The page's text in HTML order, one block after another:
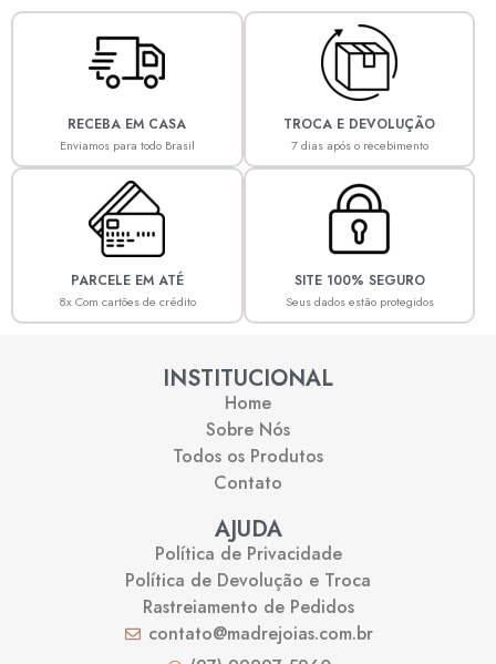
RECEBA EM CASA
Enviamos para todo Brasil
TROCA E DEVOLUÇÃO
7 dias após o recebimento
PARCELE EM ATÉ
8x Com cartões de crédito
SITE 100% SEGURO
Seus dados estão protegidos
INSTITUCIONAL
Home
Sobre Nós
Todos os Produtos
Contato
AJUDA
Política de Privacidade
Política de Devolução e Troca
Rastreiamento de Pedidos
contato@madrejoias.com.br